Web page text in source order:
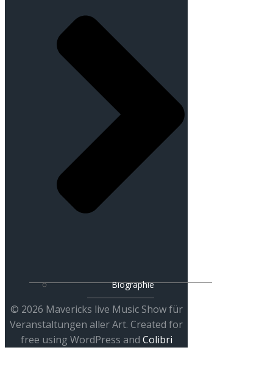
Biographie
© 2026 Mavericks live Music Show für
Veranstaltungen aller Art. Created for
free using WordPress and Colibri